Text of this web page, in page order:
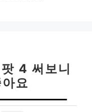
4 써보니
요